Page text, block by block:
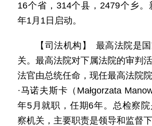
16个省，314个县，2479个乡。
年1月1日启动。
【司法机构】 最高法院是
关。最高法院对下属法院的审判活
法官由总统任命，现任最高法院
·马诺夫斯卡（Małgorzata
年5月就职，任期6年。总检察
察机关，主要职责是领导和监督